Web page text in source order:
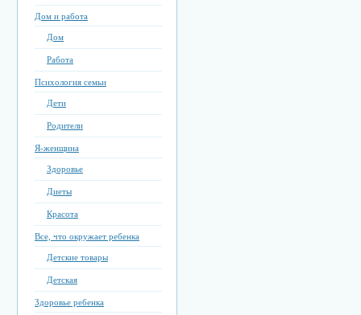
Дом и работа
Дом
Работа
Психология семьи
Дети
Родители
Я-женщина
Здоровье
Диеты
Красота
Все, что окружает ребенка
Детские товары
Детская
Здоровье ребенка